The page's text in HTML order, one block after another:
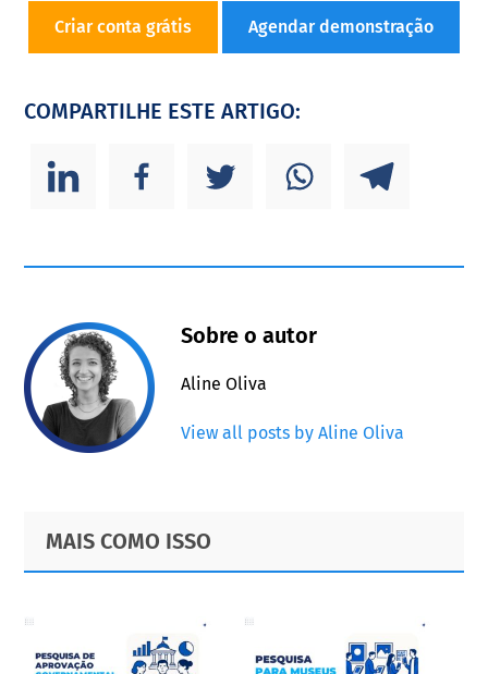
Criar conta grátis Agendar demonstração
COMPARTILHE ESTE ARTIGO:
Sobre o autor
Aline Oliva
View all posts by Aline Oliva
Primary
Sidebar
Footer
MAIS COMO ISSO